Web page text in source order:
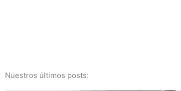
Nuestros últimos posts: